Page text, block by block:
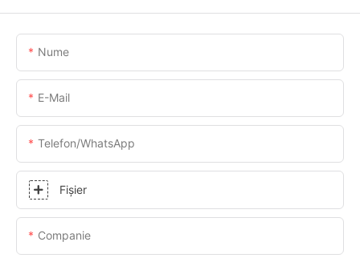
Nume
E-Mail
Telefon/WhatsApp
Fişier
Companie